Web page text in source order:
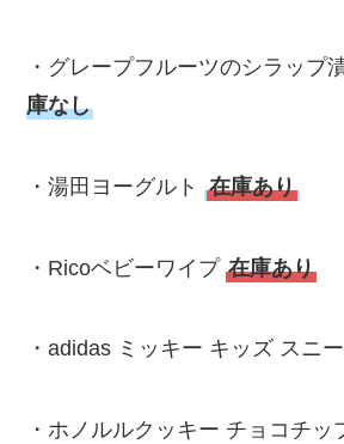
・グレープフルーツのシラップ
庫なし
・湯田ヨーグルト 在庫あり
・Ricoベビーワイプ在庫あり
・adidas ミッキー キッズ スニ
・ホノルルクッキー チョコチ